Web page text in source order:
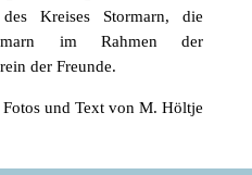
des Kreises Stormarn, die
im Rahmen der
der Freunde.
Fotos und Text von M. Höltje